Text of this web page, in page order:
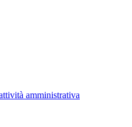
amministrativa